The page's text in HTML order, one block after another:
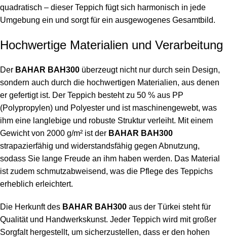
quadratisch – dieser Teppich fügt sich harmonisch in jede
Umgebung ein und sorgt für ein ausgewogenes Gesamtbild.
Hochwertige Materialien und Verarbeitung
Der BAHAR BAH300 überzeugt nicht nur durch sein Design,
sondern auch durch die hochwertigen Materialien, aus denen
er gefertigt ist. Der Teppich besteht zu 50 % aus PP
(Polypropylen) und Polyester und ist maschinengewebt, was
ihm eine langlebige und robuste Struktur verleiht. Mit einem
Gewicht von 2000 g/m² ist der BAHAR BAH300
strapazierfähig und widerstandsfähig gegen Abnutzung,
sodass Sie lange Freude an ihm haben werden. Das Material
ist zudem schmutzabweisend, was die Pflege des Teppichs
erheblich erleichtert.
Die Herkunft des BAHAR BAH300 aus der Türkei steht für
Qualität und Handwerkskunst. Jeder Teppich wird mit großer
Sorgfalt hergestellt, um sicherzustellen, dass er den hohen